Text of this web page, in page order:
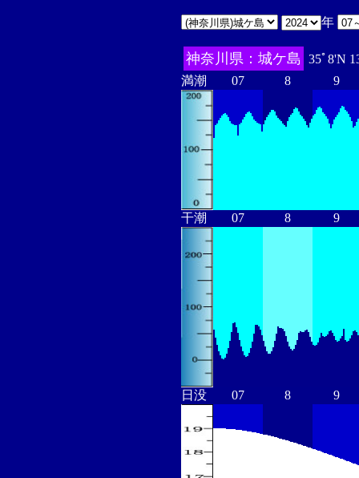
年
神奈川県：城ケ島
35ﾟ8'N
満潮
07 8 9
干潮 07 8 9
日没 07 8 9